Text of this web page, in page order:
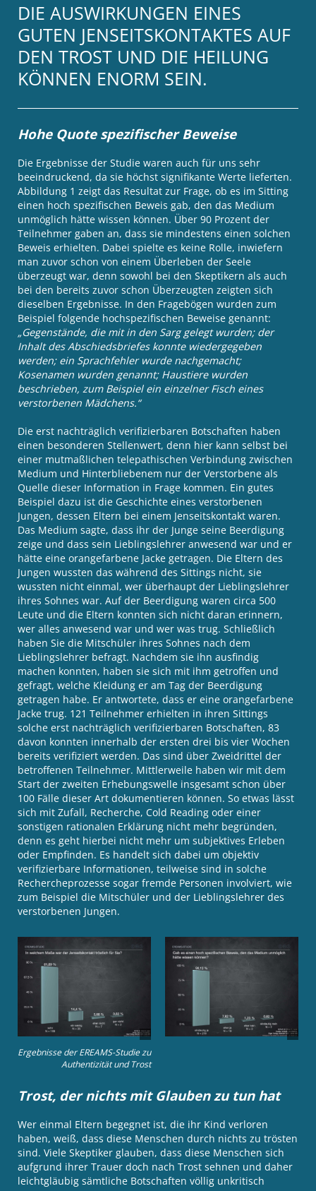
DIE AUSWIRKUNGEN EINES
GUTEN JENSEITSKONTAKTES AUF
DEN TROST UND DIE HEILUNG
KÖNNEN ENORM SEIN.
Hohe Quote spezifischer Beweise
Die Ergebnisse der Studie waren auch für uns sehr
beeindruckend, da sie höchst signifikante Werte lieferten.
Abbildung 1 zeigt das Resultat zur Frage, ob es im Sitting
einen hoch spezifischen Beweis gab, den das Medium
unmöglich hätte wissen können. Über 90 Prozent der
Teilnehmer gaben an, dass sie mindestens einen solchen
Beweis erhielten. Dabei spielte es keine Rolle, inwiefern
man zuvor schon von einem Überleben der Seele
überzeugt war, denn sowohl bei den Skeptikern als auch
bei den bereits zuvor schon Überzeugten zeigten sich
dieselben Ergebnisse. In den Fragebögen wurden zum
Beispiel folgende hochspezifischen Beweise genannt:
„Gegenstände, die mit in den Sarg gelegt wurden; der
Inhalt des Abschiedsbriefes konnte wiedergegeben
werden; ein Sprachfehler wurde nachgemacht;
Kosenamen wurden genannt; Haustiere wurden
beschrieben, zum Beispiel ein einzelner Fisch eines
verstorbenen Mädchens.“
Die erst nachträglich verifizierbaren Botschaften haben
einen besonderen Stellenwert, denn hier kann selbst bei
einer mutmaßlichen telepathischen Verbindung zwischen
Medium und Hinterbliebenem nur der Verstorbene als
Quelle dieser Information in Frage kommen. Ein gutes
Beispiel dazu ist die Geschichte eines verstorbenen
Jungen, dessen Eltern bei einem Jenseitskontakt waren.
Das Medium sagte, dass ihr der Junge seine Beerdigung
zeige und dass sein Lieblingslehrer anwesend war und er
hätte eine orangefarbene Jacke getragen. Die Eltern des
Jungen wussten das während des Sittings nicht, sie
wussten nicht einmal, wer überhaupt der Lieblingslehrer
ihres Sohnes war. Auf der Beerdigung waren circa 500
Leute und die Eltern konnten sich nicht daran erinnern,
wer alles anwesend war und wer was trug. Schließlich
haben Sie die Mitschüler ihres Sohnes nach dem
Lieblingslehrer befragt. Nachdem sie ihn ausfindig
machen konnten, haben sie sich mit ihm getroffen und
gefragt, welche Kleidung er am Tag der Beerdigung
getragen habe. Er antwortete, dass er eine orangefarbene
Jacke trug. 121 Teilnehmer erhielten in ihren Sittings
solche erst nachträglich verifizierbaren Botschaften, 83
davon konnten innerhalb der ersten drei bis vier Wochen
bereits verifiziert werden. Das sind über Zweidrittel der
betroffenen Teilnehmer. Mittlerweile haben wir mit dem
Start der zweiten Erhebungswelle insgesamt schon über
100 Fälle dieser Art dokumentieren können. So etwas lässt
sich mit Zufall, Recherche, Cold Reading oder einer
sonstigen rationalen Erklärung nicht mehr begründen,
denn es geht hierbei nicht mehr um subjektives Erleben
oder Empfinden. Es handelt sich dabei um objektiv
verifizierbare Informationen, teilweise sind in solche
Rechercheprozesse sogar fremde Personen involviert, wie
zum Beispiel die Mitschüler und der Lieblingslehrer des
verstorbenen Jungen.
Ergebnisse der EREAMS-Studie zu
Authentizität und Trost
Trost, der nichts mit Glauben zu tun hat
Wer einmal Eltern begegnet ist, die ihr Kind verloren
haben, weiß, dass diese Menschen durch nichts zu trösten
sind. Viele Skeptiker glauben, dass diese Menschen sich
aufgrund ihrer Trauer doch nach Trost sehnen und daher
leichtgläubig sämtliche Botschaften völlig unkritisch